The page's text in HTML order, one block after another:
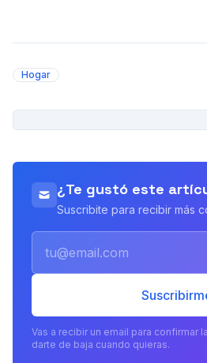
Hogar
¿Te gustó este
Suscribite para recibir más
Vas a recibir un email para confirmar
darte de baja cuando quieras.